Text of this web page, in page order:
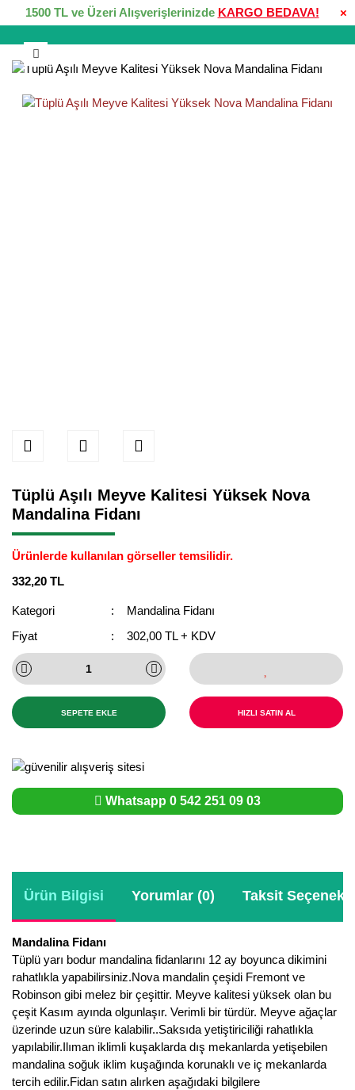
×
1500 TL ve Üzeri Alışverişlerinizde KARGO BEDAVA!
Tüplü Aşılı Meyve Kalitesi Yüksek Nova
Mandalina Fidanı
Ürünlerde kullanılan görseller temsilidir.
332,20 TL
Kategori
Mandalina Fidanı
Fiyat
302,00 TL + KDV
SEPETE EKLE HIZLI SATIN AL
Whatsapp 0 542 251 09 03
Ürün Bilgisi Yorumlar (0) Taksit
Mandalina Fidanı
Tüplü yarı bodur mandalina fidanlarını 12 ay boyunca dikimini
rahatlıkla yapabilirsiniz.Nova mandalin çeşidi Fremont ve
Robinson gibi melez bir çeşittir. Meyve kalitesi yüksek olan bu
çeşit Kasım ayında olgunlaşır. Verimli bir türdür. Meyve ağaçlar
üzerinde uzun süre kalabilir..Saksıda yetiştiriciliği rahatlıkla
yapılabilir.Ilıman iklimli kuşaklarda dış mekanlarda yetişebilen
mandalina soğuk iklim kuşağında korunaklı ve iç mekanlarda
tercih edilir.Fidan satın alırken aşağıdaki bilgilere